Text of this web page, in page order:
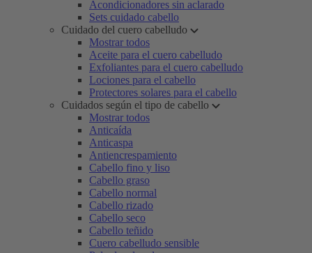
Acondicionadores sin aclarado
Sets cuidado cabello
Cuidado del cuero cabelludo
Mostrar todos
Aceite para el cuero cabelludo
Exfoliantes para el cuero cabelludo
Lociones para el cabello
Protectores solares para el cabello
Cuidados según el tipo de cabello
Mostrar todos
Anticaída
Anticaspa
Antiencrespamiento
Cabello fino y liso
Cabello graso
Cabello normal
Cabello rizado
Cabello seco
Cabello teñido
Cuero cabelludo sensible